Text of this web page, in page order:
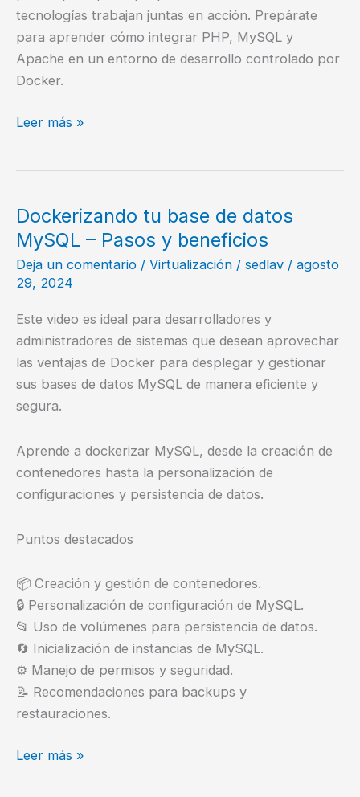
tecnologías trabajan juntas en acción. Prepárate
para aprender cómo integrar PHP, MySQL y
Apache en un entorno de desarrollo controlado por
Docker.
Desarrollo
MySQL,
Apache
y
Docker
Acción
Leer más »
Dockerizando tu base de datos
MySQL – Pasos y beneficios
Deja un comentario / Virtualización / sedlav / agosto
29, 2024
Este video es ideal para desarrolladores y
administradores de sistemas que desean aprovechar
las ventajas de Docker para desplegar y gestionar
sus bases de datos MySQL de manera eficiente y
segura.
Aprende a dockerizar MySQL, desde la creación de
contenedores hasta la personalización de
configuraciones y persistencia de datos.
Puntos destacados
📦 Creación y gestión de contenedores.
🔒 Personalización de configuración de MySQL.
📂 Uso de volúmenes para persistencia de datos.
🔄 Inicialización de instancias de MySQL.
⚙️ Manejo de permisos y seguridad.
📝 Recomendaciones para backups y
restauraciones.
Dockerizando
Leer más »